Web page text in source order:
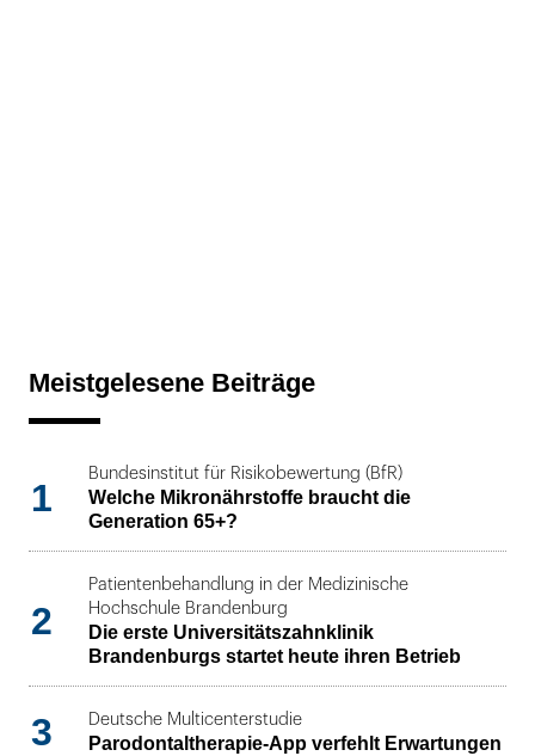
Meistgelesene Beiträge
1
Bundesinstitut für Risikobewertung (BfR)
Welche Mikronährstoffe braucht die
Generation 65+?
2
Patientenbehandlung in der Medizinische
Hochschule Brandenburg
Die erste Universitätszahnklinik
Brandenburgs startet heute ihren Betrieb
3 Deutsche Multicenterstudie
Parodontaltherapie-App verfehlt Erwartungen